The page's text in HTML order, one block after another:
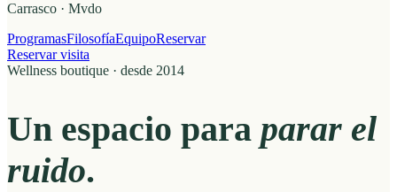
Carrasco · Mvdo
ProgramasFilosofíaEquipoReservar
Reservar visita
Wellness boutique · desde 2014
Un espacio para parar el
ruido.